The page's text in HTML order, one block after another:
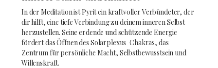
In der Meditation ist Pyrit ein kraftvoller Verbündeter, der
dir hilft, eine tiefe Verbindung zu deinem inneren Selbst
herzustellen. Seine erdende und schützende Energie
fördert das Öffnen des Solarplexus-Chakras, das
Zentrum für persönliche Macht, Selbstbewusstsein und
Willenskraft.